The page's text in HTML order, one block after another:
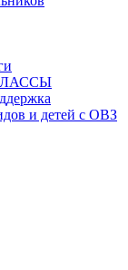
и детей с ОВЗ